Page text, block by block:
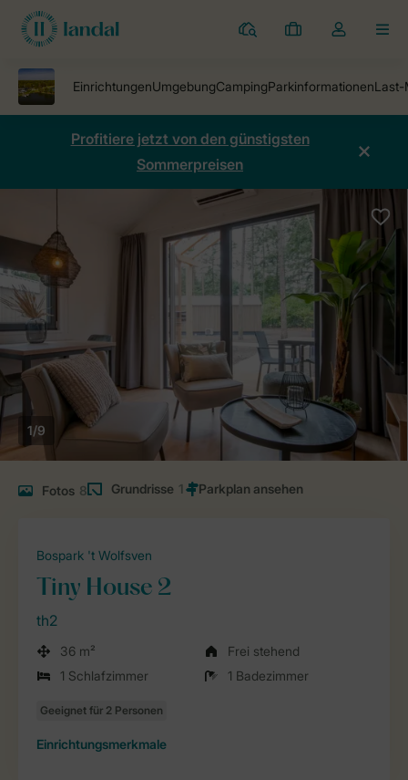
Ferienparks
Meine
Dropdown-
öffnen
Profitiere jetzt von den günstigsten
Sommerpreisen
1/9
Fotos 8 Grundrisse 1
Bospark 't Wolfsven
Tiny House 2
th2
36 m²
Frei stehend
1 Schlafzimmer
1 Badezimmer
Einrichtungsmerkmale